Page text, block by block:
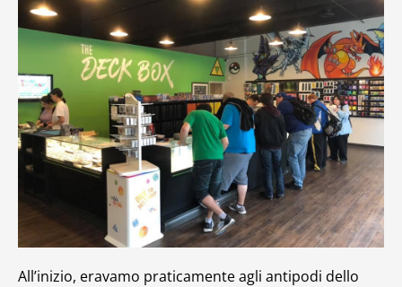
All’inizio, eravamo praticamente agli antipodi dello